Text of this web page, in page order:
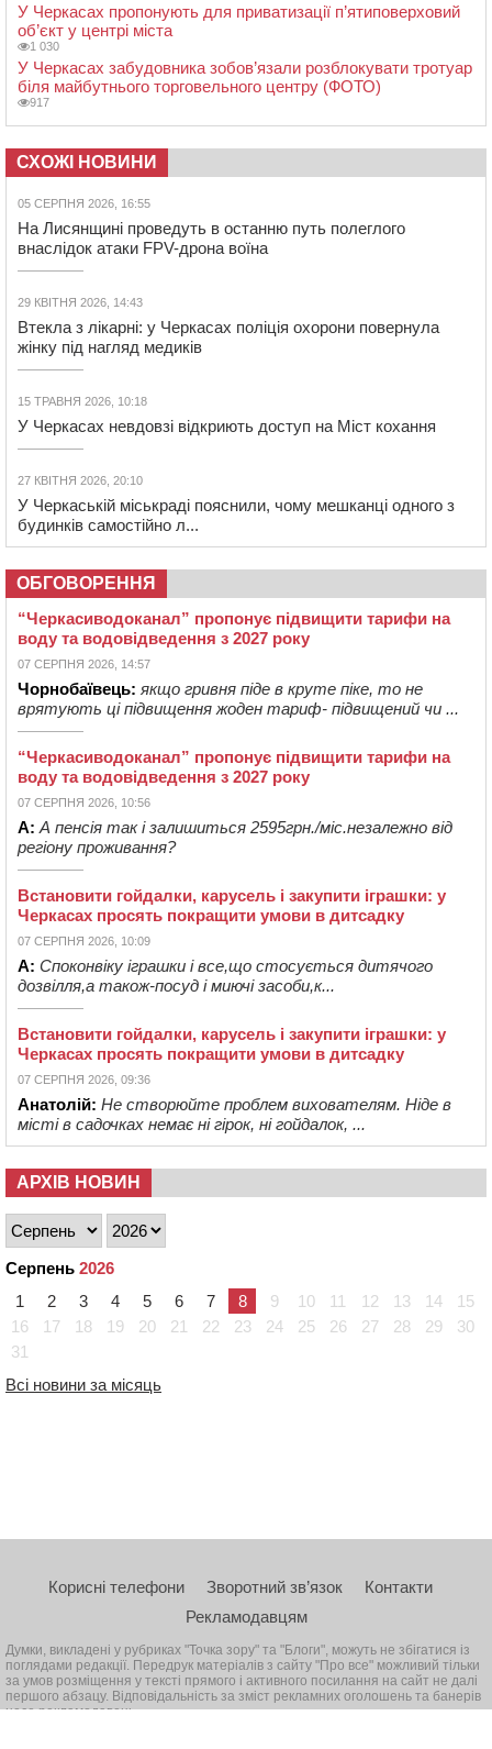
У Черкасах пропонують для приватизації п’ятиповерховий
об’єкт у центрі міста
1 030
У Черкасах забудовника зобов’язали розблокувати тротуар
біля майбутнього торговельного центру (ФОТО)
917
СХОЖІ НОВИНИ
05 СЕРПНЯ 2026, 16:55
На Лисянщині проведуть в останню путь полеглого
внаслідок атаки FPV-дрона воїна
29 КВІТНЯ 2026, 14:43
Втекла з лікарні: у Черкасах поліція охорони повернула
жінку під нагляд медиків
15 ТРАВНЯ 2026, 10:18
У Черкасах невдовзі відкриють доступ на Міст кохання
27 КВІТНЯ 2026, 20:10
У Черкаській міськраді пояснили, чому мешканці одного з
будинків самостійно л...
ОБГОВОРЕННЯ
“Черкасиводоканал” пропонує підвищити тарифи на
воду та водовідведення з 2027 року
07 СЕРПНЯ 2026, 14:57
Чорнобаївець: якщо гривня піде в круте піке, то не
врятують ці підвищення жоден тариф- підвищений чи ...
“Черкасиводоканал” пропонує підвищити тарифи на
воду та водовідведення з 2027 року
07 СЕРПНЯ 2026, 10:56
А: А пенсія так і залишиться 2595грн./міс.незалежно від
регіону проживання?
Встановити гойдалки, карусель і закупити іграшки: у
Черкасах просять покращити умови в дитсадку
07 СЕРПНЯ 2026, 10:09
А: Споконвіку іграшки і все,що стосується дитячого
дозвілля,а також-посуд і миючі засоби,к...
Встановити гойдалки, карусель і закупити іграшки: у
Черкасах просять покращити умови в дитсадку
07 СЕРПНЯ 2026, 09:36
Анатолій: Не створюйте проблем вихователям. Ніде в
місті в садочках немає ні гірок, ні гойдалок, ...
АРХІВ НОВИН
Серпень 2026
1
2 3 4 5 6 7 8 9 10 11 12 13 14
15
16
17 18 19 20 21 22 23 24 25 26 27 28 29
30
31
Всі новини за місяць
Корисні телефони Зворотний зв’язок
Контакти
Рекламодавцям
Думки, викладені у рубриках "Точка зору" та "Блоги", можуть не збігатися із
поглядами редакції. Передрук матеріалів з сайту "Про все" можливий тільки
за умов розміщення у тексті прямого і активного посилання на сайт не далі
першого абзацу. Відповідальність за зміст рекламних оголошень та банерів
несе рекламодавець